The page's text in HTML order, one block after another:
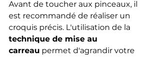
Avant de toucher aux pinceaux, il
est recommandé de réaliser un
croquis précis. L'utilisation de la
technique de mise au
carreau permet d'agrandir votre